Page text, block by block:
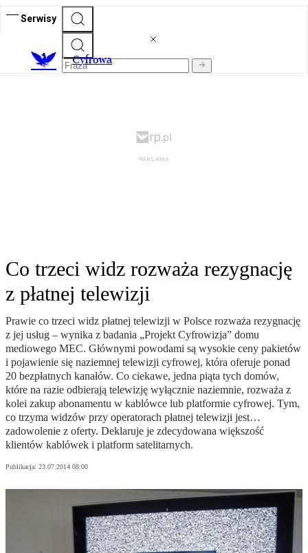
Serwisy
Cyfrowa
Co trzeci widz rozważa rezygnację
z płatnej telewizji
Prawie co trzeci widz płatnej telewizji w Polsce rozważa rezygnację
z jej usług – wynika z badania „Projekt Cyfrowizja” domu
mediowego MEC. Głównymi powodami są wysokie ceny pakietów
i pojawienie się naziemnej telewizji cyfrowej, która oferuje ponad
20 bezpłatnych kanałów. Co ciekawe, jedna piąta tych domów,
które na razie odbierają telewizję wyłącznie naziemnie, rozważa z
kolei zakup abonamentu w kablówce lub platformie cyfrowej. Tym,
co trzyma widzów przy operatorach płatnej telewizji jest…
zadowolenie z oferty. Deklaruje je zdecydowana większość
klientów kablówek i platform satelitarnych.
Publikacja: 23.07.2014 08:00